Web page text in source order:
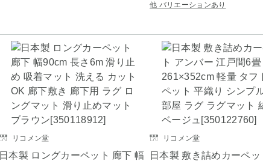
他 バリエーションあり
リコメン堂
日本製 ロングカーペット 廊下 幅
リコメン堂
日本製 敷き詰めカーペッ